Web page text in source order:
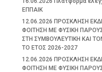
ΕΠΠΑΙΚ
12.06.2026 ΠΡΟΣΚΛΗΣΗ
ΦΟΙΤΗΣΗ ΜΕ ΦΥΣΙΚΗ
ΣΤΗ ΣΥΜΒΟΥΛΕΥΤΙΚΗ ΚΑΙ
ΤΟ ΕΤΟΣ 2026-2027
12.06.2026 ΠΡΟΣΚΛΗΣΗ
ΦΟΙΤΗΣΗ ΜΕ ΦΥΣΙΚΗ